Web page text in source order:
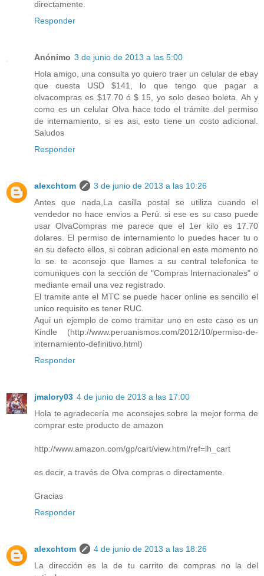
directamente.
Responder
Anónimo 3 de junio de 2013 a las 5:00
Hola amigo, una consulta yo quiero traer un celular de ebay
que cuesta USD $141, lo que tengo que pagar a
olvacompras es $17.70 ó $ 15, yo solo deseo boleta. Ah y
como es un celular Olva hace todo el trámite del permiso
de internamiento, si es asi, esto tiene un costo adicional.
Saludos
Responder
alexchtom
3 de junio de 2013 a las 10:26
Antes que nada,La casilla postal se utiliza cuando el
vendedor no hace envios a Perú. si ese es su caso puede
usar OlvaCompras me parece que el 1er kilo es 17.70
dolares. El permiso de internamiento lo puedes hacer tu o
en su defecto ellos, si cobran adicional en este momento no
lo se. te aconsejo que llames a su central telefonica te
comuniques con la sección de "Compras Internacionales" o
mediante email una vez registrado.
El tramite ante el MTC se puede hacer online es sencillo el
unico requisito es tener RUC.
Aqui un ejemplo de como tramitar uno en este caso es un
Kindle (http://www.peruanismos.com/2012/10/permiso-de-
internamiento-definitivo.html)
Responder
jmalory03 4 de junio de 2013 a las 17:00
Hola te agradecería me aconsejes sobre la mejor forma de
comprar este producto de amazon
http://www.amazon.com/gp/cart/view.html/ref=lh_cart
es decir, a través de Olva compras o directamente.
Gracias
Responder
alexchtom
4 de junio de 2013 a las 18:26
La dirección es la de tu carrito de compras no la del